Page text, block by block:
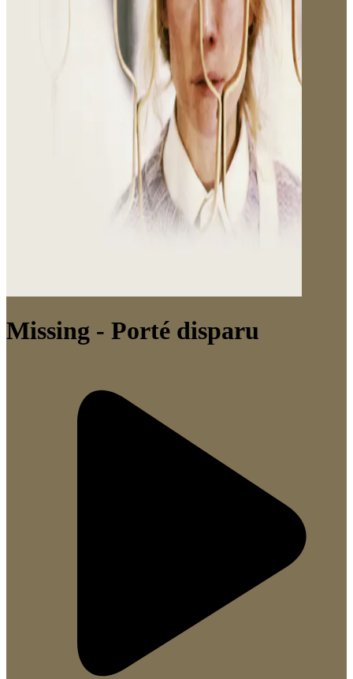
Missing - Porté disparu